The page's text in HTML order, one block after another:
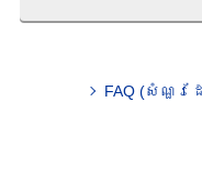
FAQ (សំណួរ​